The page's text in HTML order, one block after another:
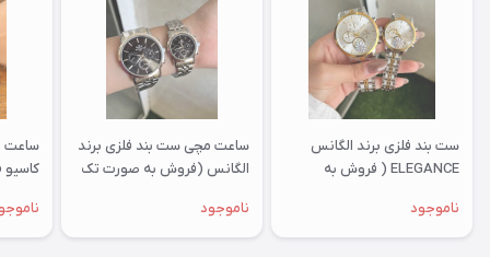
ست بند فلزی برند الگانس
ELEGANCE ( فروش به
ناموجود
ساعت مچی ست بند فلزی برند
الگانس (فروش به صورت تک
ناموجود
ساعت